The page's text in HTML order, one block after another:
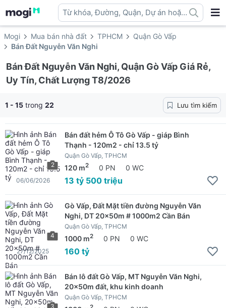
Từ khóa, Đường, Quận, Dự án hoặc
địa danh ...
Mogi Mua bán nhà đất TPHCM
Quận Gò Vấp
Bán Đất Nguyễn Văn Nghi
Bán Đất Nguyễn Văn Nghi, Quận Gò Vấp Giá Rẻ,
Uy Tín, Chất Lượng T8/2026
1 - 15 trong 22 Lưu tìm kiếm
2
Bán đất hẻm Ô Tô Gò Vấp - giáp Bình
Thạnh - 120m2 - chỉ 13.5 tỷ
Quận Gò Vấp, TPHCM
120 m2 0 PN 0 WC
13 tỷ 500 triệu
06/06/2026
4
Gò Vấp, Đất Mặt tiền đường Nguyễn Văn
Nghi, DT 20x50m # 1000m2 Cần Bán
Quận Gò Vấp, TPHCM
1000 m2 0 PN 0 WC
160 tỷ
27/12/2025
3
Bán lô đất Gò Vấp, MT Nguyễn Văn Nghi,
20x50m đất, khu kinh doanh
Quận Gò Vấp, TPHCM